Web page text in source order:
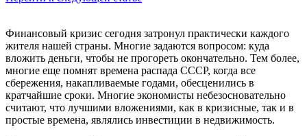
Финансовый кризис сегодня затронул практически каждого
жителя нашей страны. Многие задаются вопросом: куда
вложить деньги, чтобы не прогореть окончательно. Тем более,
многие еще помнят времена распада СССР, когда все
сбережения, накапливаемые годами, обесценились в
кратчайшие сроки. Многие экономисты небезосновательно
считают, что лучшими вложениями, как в кризисные, так и в
простые времена, являлись инвестиции в недвижимость.